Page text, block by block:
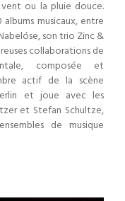
ou la pluie douce.
musicaux, entre
son trio Zinc &
collaborations de
composée et
actif de la scène
et joue avec les
et Stefan Schultze,
de musique